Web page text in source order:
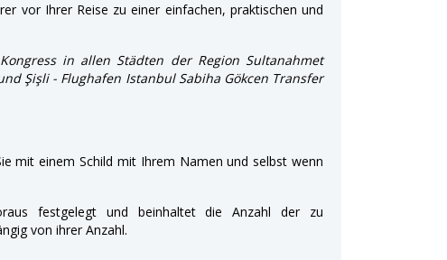
vor Ihrer Reise zu einer einfachen, praktischen und
in allen Städten der Region Sultanahmet
Şişli - Flughafen Istanbul Sabiha Gökcen Transfer
mit einem Schild mit Ihrem Namen und selbst wenn
festgelegt und beinhaltet die Anzahl der zu
von ihrer Anzahl.